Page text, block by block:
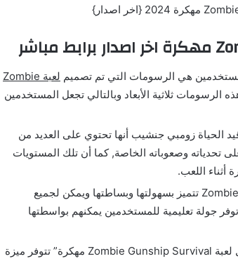
هي الرسومات التي تم تصميم
لعبة Zombie
الرسومات ثلاثية الأبعاد وبالتالي تجعل المستخدمين
الحياة زومبي جنشيب أنها تحتوي على العديد من
وصعوباته الخاصة, كما أن تلك المستويات
أثناء اللعب.
لعبة Zombie Gunship Survival Mod Apk تتميز بسهولتها وبساطتها ويمكن لجميع
جولة تعليمية للمستخدمين يمكنهم بواسطتها
بجانب المزايا المتوفرة فـ بعد “تحميل لعبة Zombie Gunship Survival مهكرة” تتوفر ميزة